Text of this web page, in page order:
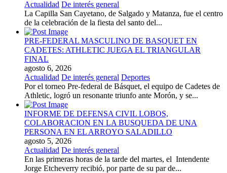
Actualidad De interés general
La Capilla San Cayetano, de Salgado y Matanza, fue el centro
de la celebración de la fiesta del santo del...
PRE-FEDERAL MASCULINO DE BASQUET EN
CADETES: ATHLETIC JUEGA EL TRIANGULAR
FINAL
agosto 6, 2026
Actualidad De interés general Deportes
Por el torneo Pre-federal de Básquet, el equipo de Cadetes de
Athletic, logró un resonante triunfo ante Morón, y se...
INFORME DE DEFENSA CIVIL LOBOS,
COLABORACION EN LA BUSQUEDA DE UNA
PERSONA EN EL ARROYO SALADILLO
agosto 5, 2026
Actualidad De interés general
En las primeras horas de la tarde del martes, el Intendente
Jorge Etcheverry recibió, por parte de su par de...